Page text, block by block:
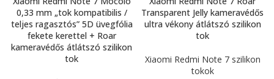
0,33 mm „tok kompatibilis /
teljes ragasztós” 5D üvegfólia
fekete kerettel + Roar
kameravédős átlátszó szilikon
tok
Transparent Jelly kameravédős
ultra vékony átlátszó szilikon
tok
Xiaomi Redmi Note 7 szilikon
tokok